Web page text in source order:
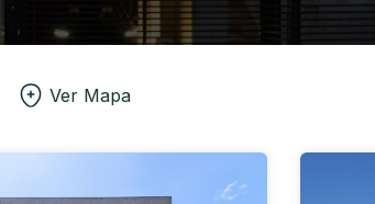
Ver Mapa